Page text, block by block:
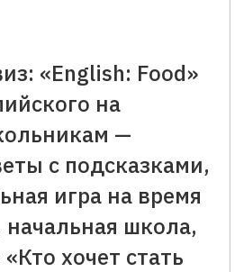
«English: Food»
на
—
с подсказками,
игра на время
начальная школа,
хочет стать